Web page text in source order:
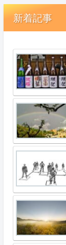
新着記事